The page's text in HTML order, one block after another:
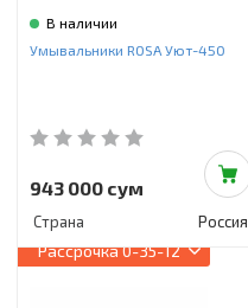
В наличии
Умывальники ROSA Уют-450
943 000 сум
Страна Россия
Рассрочка0-35-12